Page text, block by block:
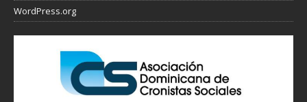
WordPress.org